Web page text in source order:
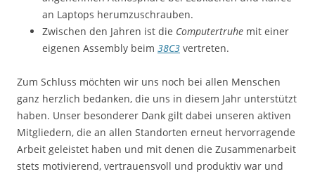
an Laptops herumzuschrauben.
Zwischen den Jahren ist die Computertruhe mit einer
eigenen Assembly beim 38C3 vertreten.
Zum Schluss möchten wir uns noch bei allen Menschen
ganz herzlich bedanken, die uns in diesem Jahr unterstützt
haben. Unser besonderer Dank gilt dabei unseren aktiven
Mitgliedern, die an allen Standorten erneut hervorragende
Arbeit geleistet haben und mit denen die Zusammenarbeit
stets motivierend, vertrauensvoll und produktiv war und